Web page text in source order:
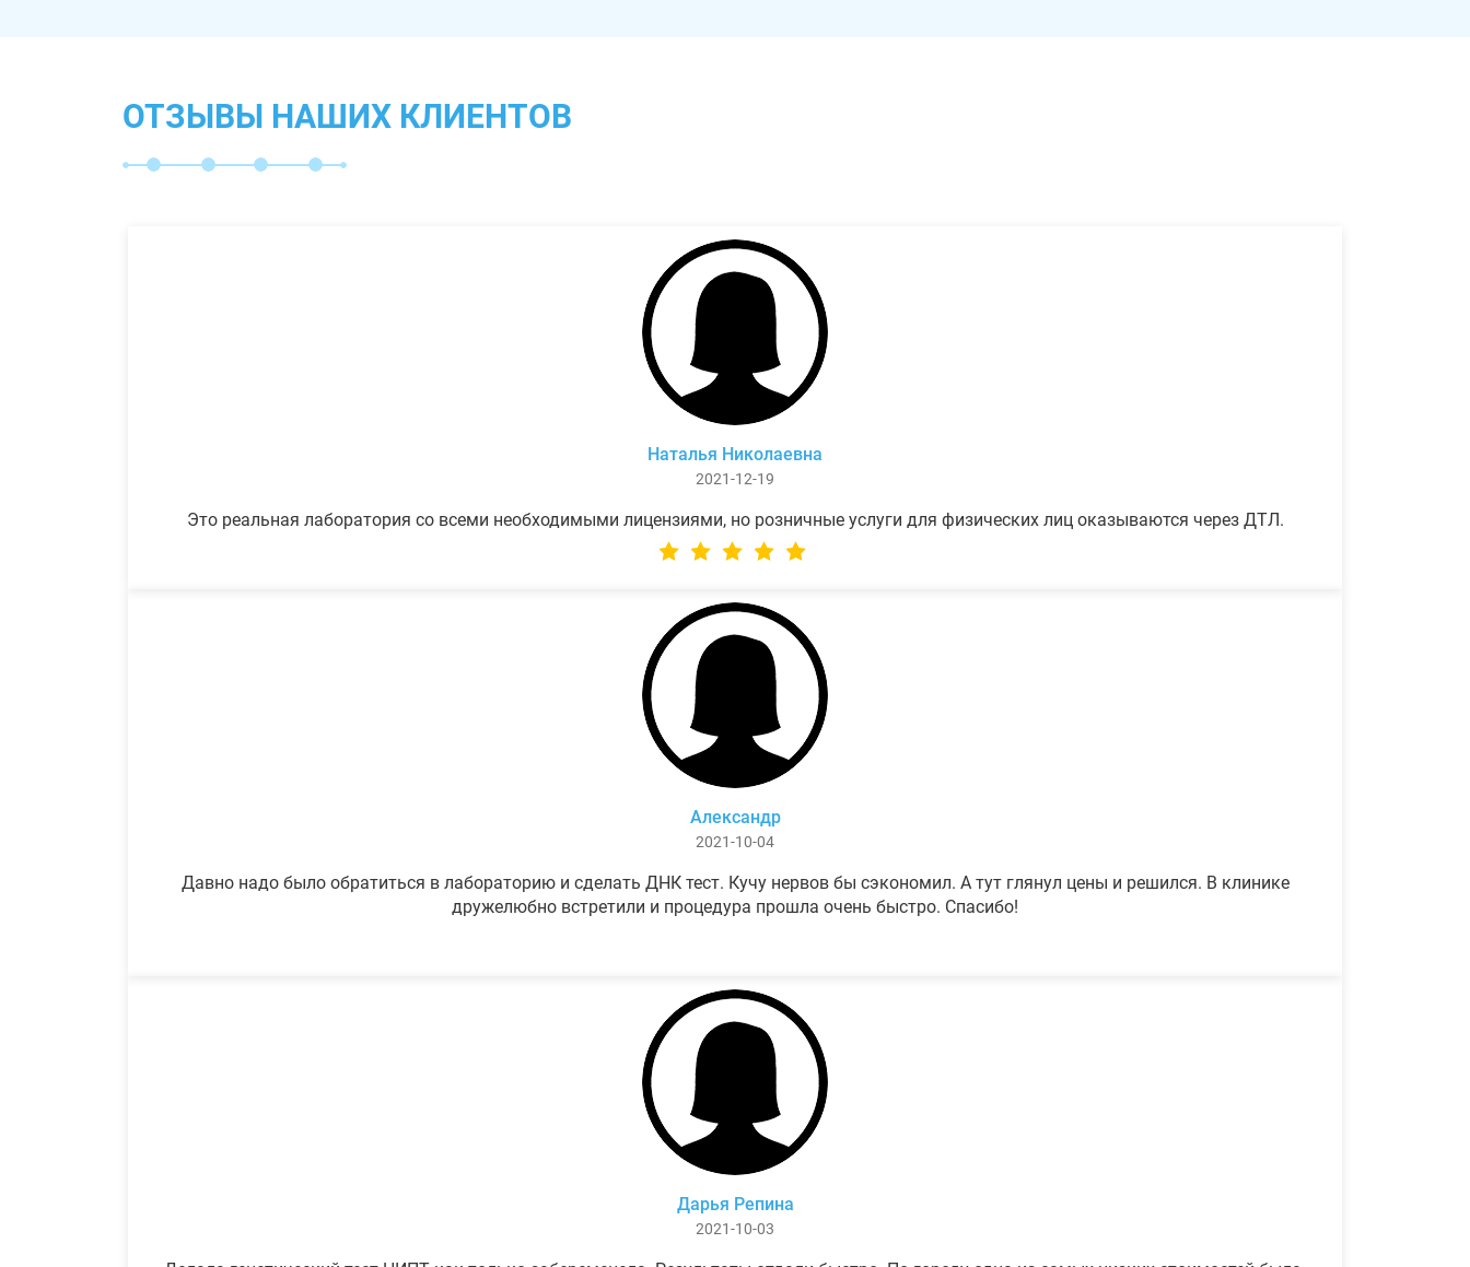
ОТЗЫВЫ НАШИХ КЛИЕНТОВ
Наталья Николаевна
2021-12-19
Это реальная лаборатория со всеми необходимыми лицензиями, но розничные услуги для физических лиц оказываются через ДТЛ.
Александр
2021-10-04
Давно надо было обратиться в лабораторию и сделать ДНК тест. Кучу нервов бы сэкономил. А тут глянул цены и решился. В клинике
дружелюбно встретили и процедура прошла очень быстро. Спасибо!
Дарья Репина
2021-10-03